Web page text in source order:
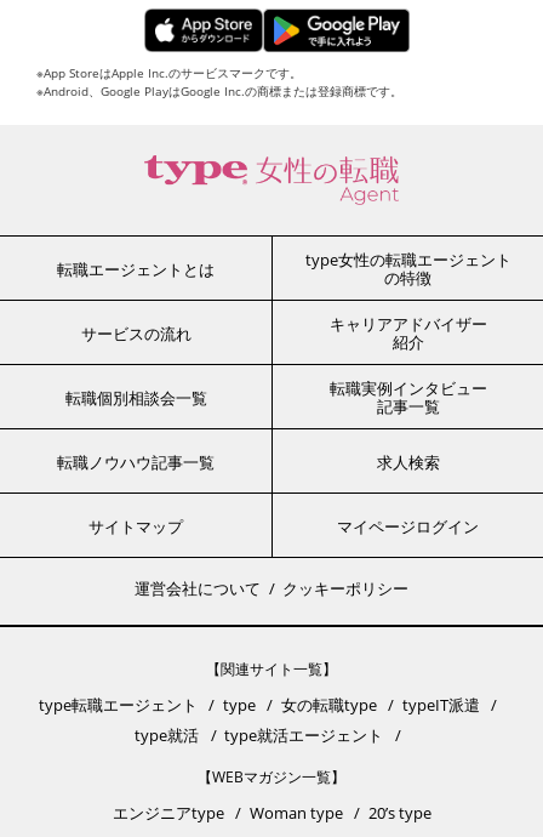
※App StoreはApple Inc.のサービスマークです。
※Android、Google PlayはGoogle Inc.の商標または登録商標です。
転職エージェントとは
type女性の転職エージェント
の特徴
サービスの流れ
キャリアアドバイザー
紹介
転職個別相談会一覧
転職実例インタビュー
記事一覧
転職ノウハウ記事一覧 求人検索
サイトマップ マイページログイン
運営会社について クッキーポリシー
【関連サイト一覧】
type転職エージェント type 女の転職type
typeIT派遣
type就活
type就活エージェント
【WEBマガジン一覧】
エンジニアtype Woman type 20’s type